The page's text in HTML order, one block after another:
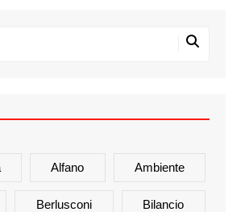
Alfano Ambiente
Berlusconi Bilancio